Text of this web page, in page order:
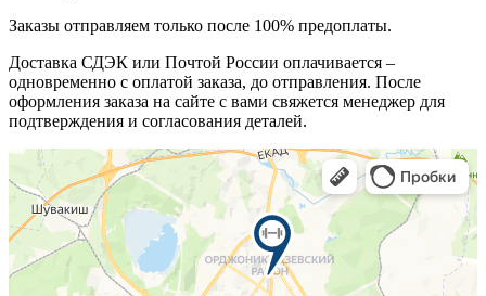
Заказы отправляем только после 100% предоплаты.
Доставка СДЭК или Почтой России оплачивается –
одновременно с оплатой заказа, до отправления. После
оформления заказа на сайте с вами свяжется менеджер для
подтверждения и согласования деталей.